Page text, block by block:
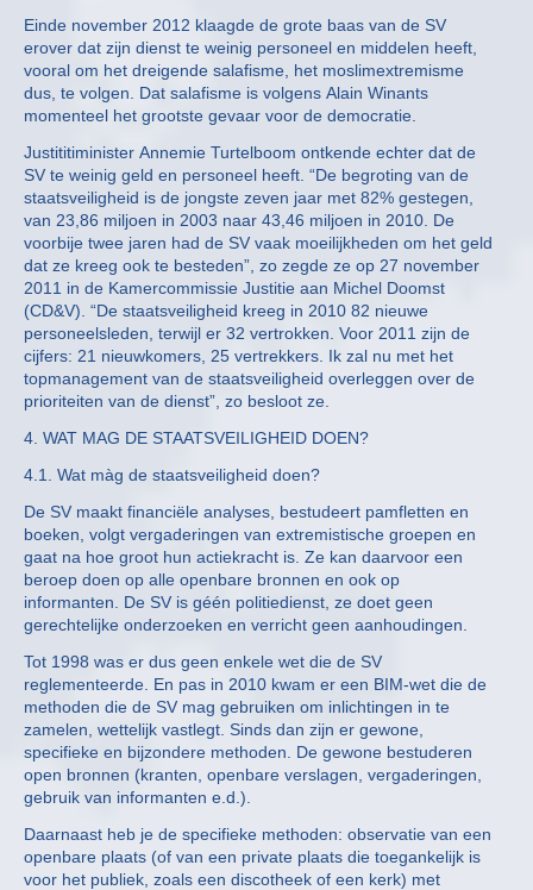
Einde november 2012 klaagde de grote baas van de SV
erover dat zijn dienst te weinig personeel en middelen heeft,
vooral om het dreigende salafisme, het moslimextremisme
dus, te volgen. Dat salafisme is volgens Alain Winants
momenteel het grootste gevaar voor de democratie.
Justititiminister Annemie Turtelboom ontkende echter dat de
SV te weinig geld en personeel heeft. “De begroting van de
staatsveiligheid is de jongste zeven jaar met 82% gestegen,
van 23,86 miljoen in 2003 naar 43,46 miljoen in 2010. De
voorbije twee jaren had de SV vaak moeilijkheden om het geld
dat ze kreeg ook te besteden”, zo zegde ze op 27 november
2011 in de Kamercommissie Justitie aan Michel Doomst
(CD&V). “De staatsveiligheid kreeg in 2010 82 nieuwe
personeelsleden, terwijl er 32 vertrokken. Voor 2011 zijn de
cijfers: 21 nieuwkomers, 25 vertrekkers. Ik zal nu met het
topmanagement van de staatsveiligheid overleggen over de
prioriteiten van de dienst”, zo besloot ze.
4. WAT MAG DE STAATSVEILIGHEID DOEN?
4.1. Wat màg de staatsveiligheid doen?
De SV maakt financiële analyses, bestudeert pamfletten en
boeken, volgt vergaderingen van extremistische groepen en
gaat na hoe groot hun actiekracht is. Ze kan daarvoor een
beroep doen op alle openbare bronnen en ook op
informanten. De SV is géén politiedienst, ze doet geen
gerechtelijke onderzoeken en verricht geen aanhoudingen.
Tot 1998 was er dus geen enkele wet die de SV
reglementeerde. En pas in 2010 kwam er een BIM-wet die de
methoden die de SV mag gebruiken om inlichtingen in te
zamelen, wettelijk vastlegt. Sinds dan zijn er gewone,
specifieke en bijzondere methoden. De gewone bestuderen
open bronnen (kranten, openbare verslagen, vergaderingen,
gebruik van informanten e.d.).
Daarnaast heb je de specifieke methoden: observatie van een
openbare plaats (of van een private plaats die toegankelijk is
voor het publiek, zoals een discotheek of een kerk) met